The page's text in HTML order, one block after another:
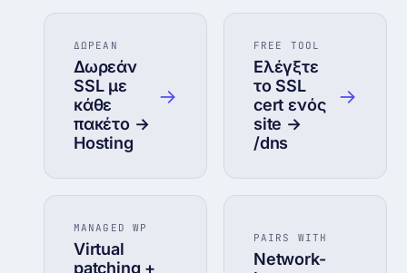
ΔΩΡΕΑΝ
Δωρεάν
SSL με
κάθε
πακέτο →
Hosting
→
FREE TOOL
Ελέγξτε
το SSL
cert ενός
site →
/dns
→
MANAGED WP
Virtual
patching +
PAIRS WITH
Network-